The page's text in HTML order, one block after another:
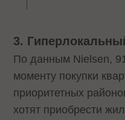
3.
По данным Nielsen,
моменту покупки
приоритетных
хотят приобрести